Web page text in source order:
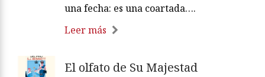
una fecha: es una coartada….
Leer más
El olfato de Su Majestad